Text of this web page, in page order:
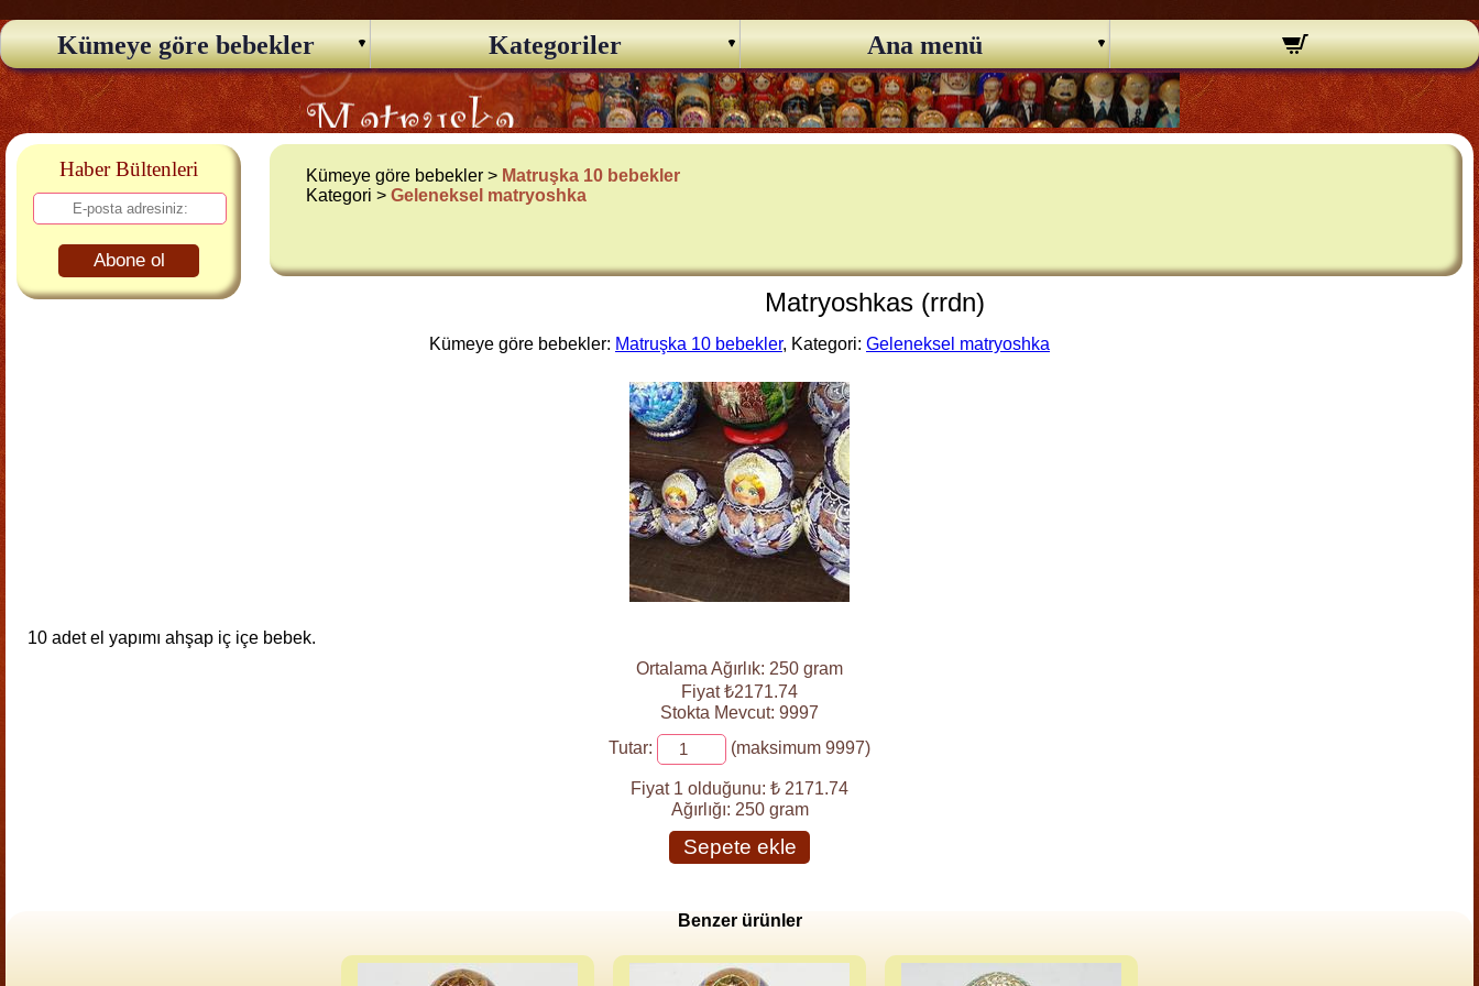
Kümeye göre bebekler Kategoriler Ana menü
Haber Bültenleri
Abone ol
Kümeye göre bebekler > Matruşka 10 bebekler
Kategori >Geleneksel matryoshka
Matryoshkas (rrdn)
Kümeye göre bebekler: Matruşka 10 bebekler, Kategori: Geleneksel matryoshka
10 adet el yapımı ahşap iç içe bebek.
Ortalama Ağırlık: 250 gram
Fiyat ₺2171.74
Stokta Mevcut: 9997
Tutar:
(maksimum 9997)
Fiyat 1 olduğunu: ₺ 2171.74
Ağırlığı: 250 gram
Sepete ekle
Benzer ürünler